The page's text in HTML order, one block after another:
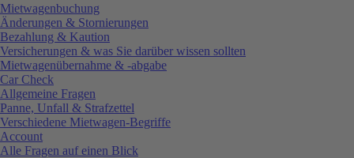
Mietwagenbuchung
Änderungen & Stornierungen
Bezahlung & Kaution
Versicherungen & was Sie darüber wissen sollten
Mietwagenübernahme & -abgabe
Car Check
Allgemeine Fragen
Panne, Unfall & Strafzettel
Verschiedene Mietwagen-Begriffe
Account
Alle Fragen auf einen Blick